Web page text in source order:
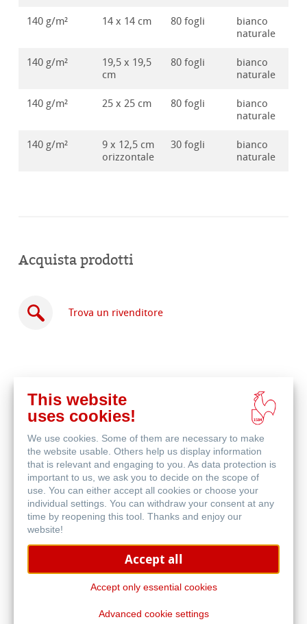
140 g/m² 14 x 14 cm 80 fogli
bianco
naturale
140 g/m²
19,5 x 19,5
cm
80 fogli
bianco
naturale
140 g/m² 25 x 25 cm 80 fogli
bianco
naturale
140 g/m²
9 x 12,5 cm
orizzontale
30 fogli
bianco
naturale
Acquista prodotti
Trova un rivenditore
Acquista
online
This website
uses cookies!
We use cookies. Some of them are necessary to make
the website usable. Others help us display information
that is relevant and engaging to you. As data protection is
important to us, we ask you to decide on the scope of
use. You can either accept all cookies or choose your
individual settings. You can withdraw your consent at any
time by reopening this tool. Thanks and enjoy our
website!
Accept all
Accept only essential cookies
Advanced cookie settings